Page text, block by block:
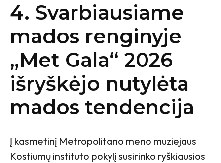
4. Svarbiausiame
mados renginyje
„Met Gala“ 2026
išryškėjo nutylėta
mados tendencija
Į kasmetinį Metropolitano meno muziejaus
Kostiumų instituto pokylį susirinko ryškiausios